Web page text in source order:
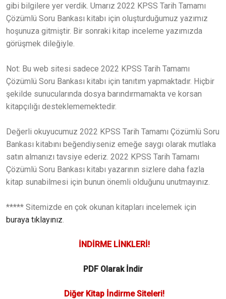
gibi bilgilere yer verdik. Umarız 2022 KPSS Tarih Tamamı
Çözümlü Soru Bankası kitabı için oluşturduğumuz yazımız
hoşunuza gitmiştir. Bir sonraki kitap inceleme yazımızda
görüşmek dileğiyle.
Not: Bu web sitesi sadece 2022 KPSS Tarih Tamamı
Çözümlü Soru Bankası kitabı için tanıtım yapmaktadır. Hiçbir
şekilde sunucularında dosya barındırmamakta ve korsan
kitapçılığı desteklememektedir.
Değerli okuyucumuz 2022 KPSS Tarih Tamamı Çözümlü Soru
Bankası kitabını beğendiyseniz emeğe saygı olarak mutlaka
satın almanızı tavsiye ederiz. 2022 KPSS Tarih Tamamı
Çözümlü Soru Bankası kitabı yazarının sizlere daha fazla
kitap sunabilmesi için bunun önemli olduğunu unutmayınız.
***** Sitemizde en çok okunan kitapları incelemek için
buraya tıklayınız
İNDİRME LİNKLERİ!
PDF Olarak İndir
Diğer Kitap İndirme Siteleri!